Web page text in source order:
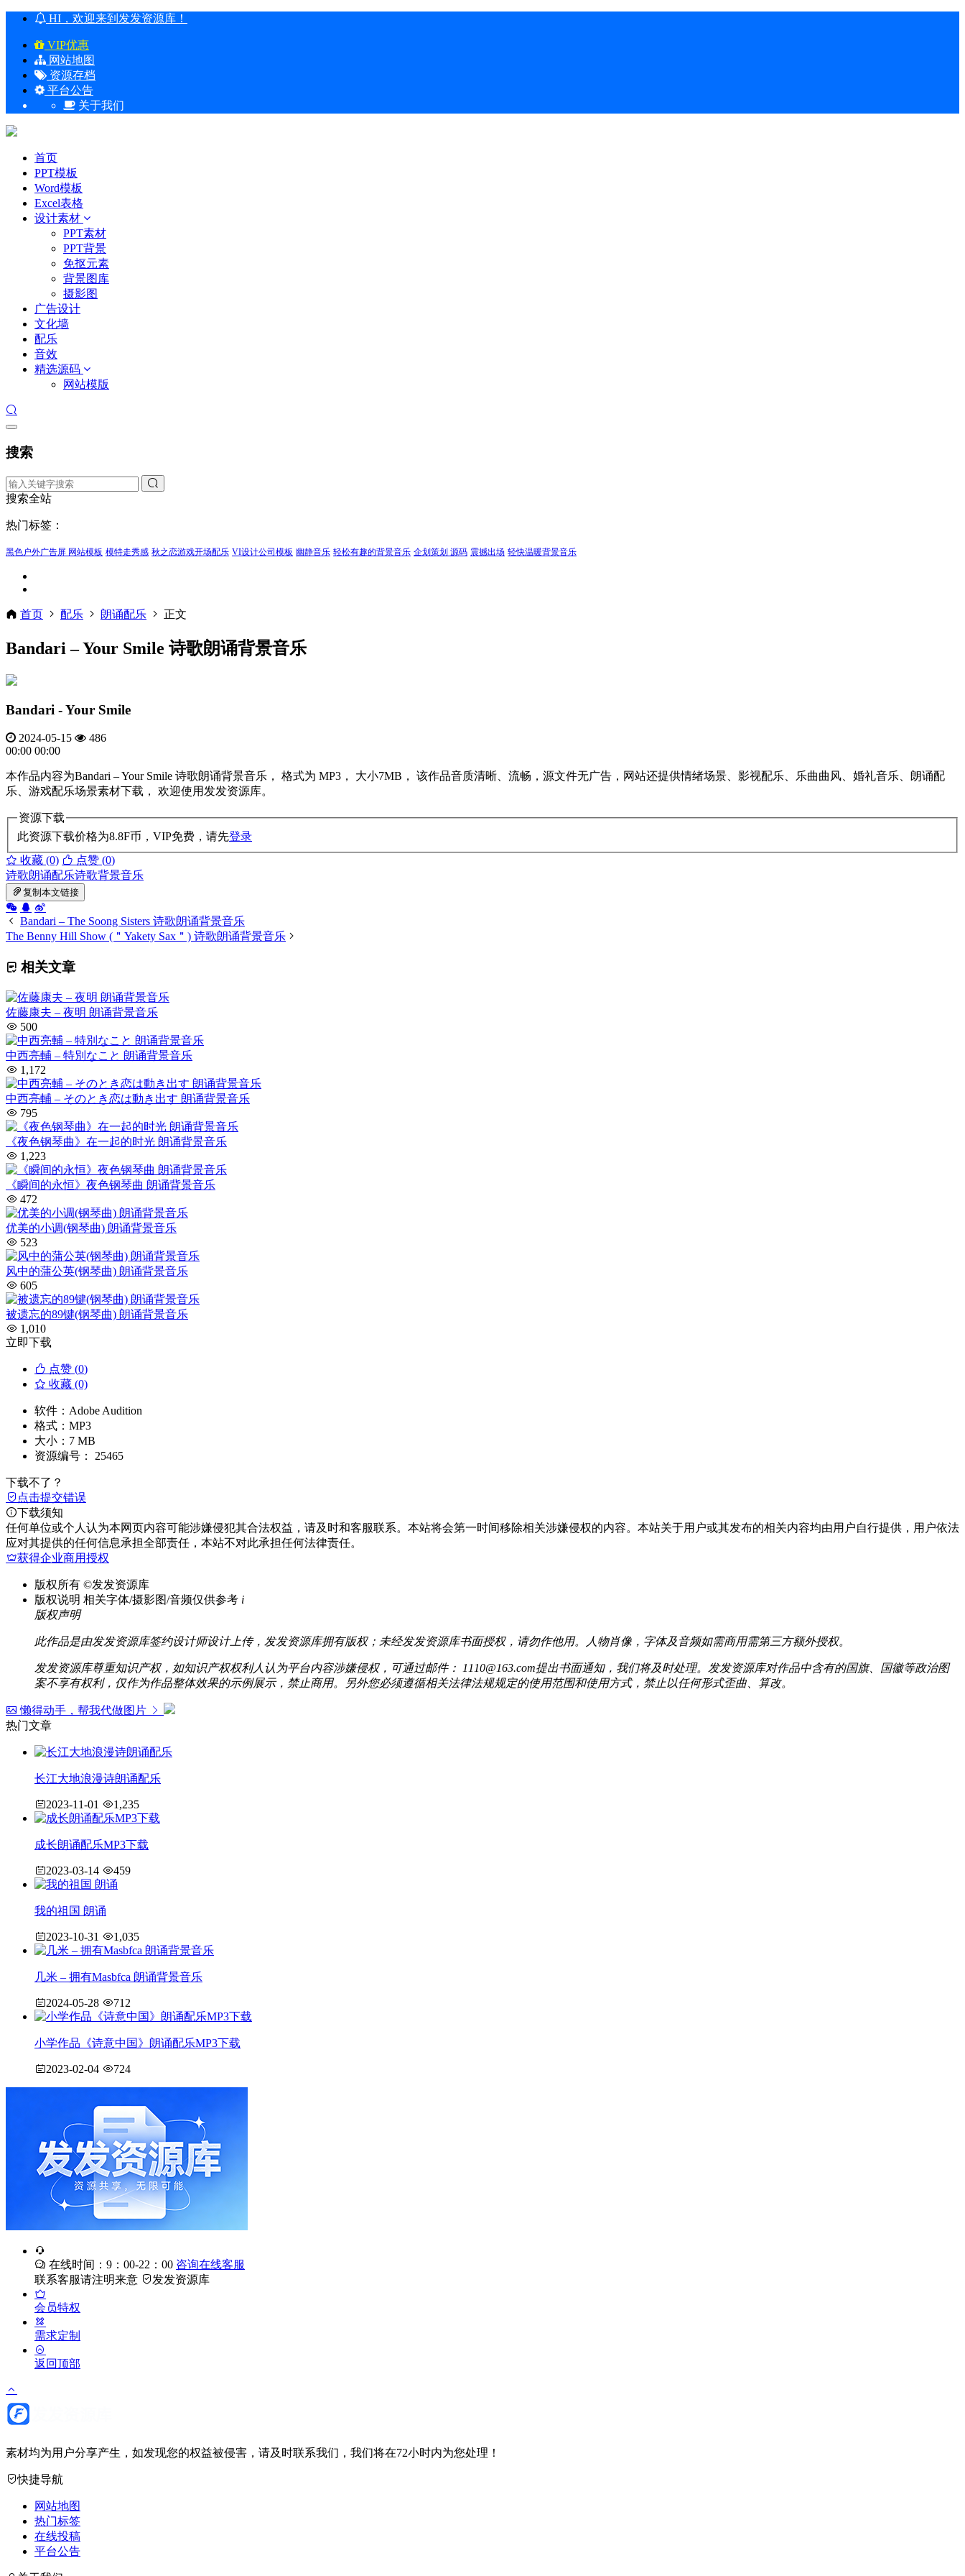
HI，欢迎来到发发资源库！
VIP优惠
网站地图
资源存档
平台公告
关于我们
首页
PPT模板
Word模板
Excel表格
设计素材
PPT素材
PPT背景
免抠元素
背景图库
摄影图
广告设计
文化墙
配乐
音效
精选源码
网站模版
搜索
搜索全站
热门标签：
黑色户外广告屏 网站模板 模特走秀感 秋之恋游戏开场配乐 VI设计公司模板 幽静音乐 轻松有趣的背景音乐 企划策划 源码 震撼出场 轻快温暖背景音乐
首页 配乐 朗诵配乐 正文
Bandari – Your Smile 诗歌朗诵背景音乐
Bandari - Your Smile
2024-05-15
486
00:00 00:00
本作品内容为Bandari – Your Smile 诗歌朗诵背景音乐， 格式为 MP3， 大小7MB， 该作品音质清晰、流畅，源文件无广告，网站还提供情绪场景、影视配乐、乐曲曲风、婚礼音乐、朗诵配
乐、游戏配乐场景素材下载， 欢迎使用发发资源库。
资源下载
此资源下载价格为8.8F币，VIP免费，请先登录
收藏 (0)
点赞 (0)
诗歌朗诵配乐诗歌背景音乐
复制本文链接
Bandari – The Soong Sisters 诗歌朗诵背景音乐
The Benny Hill Show (＂Yakety Sax＂) 诗歌朗诵背景音乐
相关文章
佐藤康夫 – 夜明 朗诵背景音乐
500
中西亮輔 – 特別なこと 朗诵背景音乐
1,172
中西亮輔 – そのとき恋は動き出す 朗诵背景音乐
795
《夜色钢琴曲》在一起的时光 朗诵背景音乐
1,223
《瞬间的永恒》夜色钢琴曲 朗诵背景音乐
472
优美的小调(钢琴曲) 朗诵背景音乐
523
风中的蒲公英(钢琴曲) 朗诵背景音乐
605
被遗忘的89键(钢琴曲) 朗诵背景音乐
1,010
立即下载
点赞 (0)
收藏 (0)
软件： Adobe Audition
格式： MP3
大小： 7 MB
资源编号： 25465
下载不了？
点击提交错误
下载须知
任何单位或个人认为本网页内容可能涉嫌侵犯其合法权益，请及时和客服联系。本站将会第一时间移除相关涉嫌侵权的内容。本站关于用户或其发布的相关内容均由用户自行提供，用户依法
应对其提供的任何信息承担全部责任，本站不对此承担任何法律责任。
获得企业商用授权
版权所有 ©发发资源库
版权说明 相关字体/摄影图/音频仅供参考 i
版权声明
此作品是由发发资源库签约设计师设计上传，发发资源库拥有版权；未经发发资源库书面授权，请勿作他用。人物肖像，字体及音频如需商用需第三方额外授权。
发发资源库尊重知识产权，如知识产权权利人认为平台内容涉嫌侵权，可通过邮件： 1110@163.com提出书面通知，我们将及时处理。发发资源库对作品中含有的国旗、国徽等政治图
案不享有权利，仅作为作品整体效果的示例展示，禁止商用。另外您必须遵循相关法律法规规定的使用范围和使用方式，禁止以任何形式歪曲、算改。
懒得动手，帮我代做图片
热门文章
长江大地浪漫诗朗诵配乐
2023-11-01 1,235
成长朗诵配乐MP3下载
2023-03-14 459
我的祖国 朗诵
2023-10-31 1,035
几米 – 拥有Masbfca 朗诵背景音乐
2024-05-28 712
小学作品《诗意中国》朗诵配乐MP3下载
2023-02-04 724
在线时间：9：00-22：00 咨询在线客服
联系客服请注明来意
发发资源库
会员特权
需求定制
返回顶部
素材均为用户分享产生，如发现您的权益被侵害，请及时联系我们，我们将在72小时内为您处理！
快捷导航
网站地图
热门标签
在线投稿
平台公告